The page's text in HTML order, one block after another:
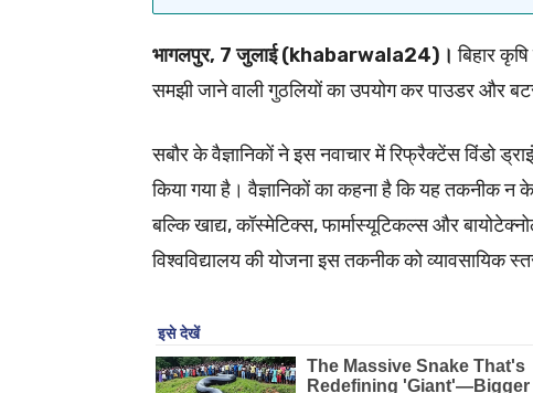
भागलपुर, 7 जुलाई (khabarwala24)। बिहार
समझी जाने वाली गुठलियों का उपयोग कर पाउडर और
सबौर के वैज्ञानिकों ने इस नवाचार में रिफ्रैक्टेंस विंडो
किया गया है। वैज्ञानिकों का कहना है कि यह तकनीक
बल्कि खाद्य, कॉस्मेटिक्स, फार्मास्यूटिकल्स और
विश्वविद्यालय की योजना इस तकनीक को व्यावसायिक